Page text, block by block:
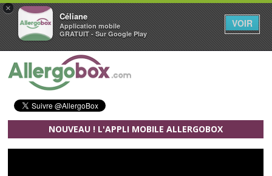
×
Céliane
Application mobile
GRATUIT - Sur Google Play
VOIR
Aller au contenu principal
NOUVEAU ! L'APPLI MOBILE ALLERGOBOX